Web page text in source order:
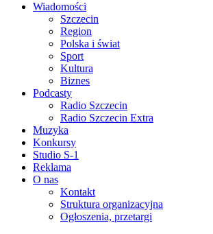
Wiadomości
Szczecin
Region
Polska i świat
Sport
Kultura
Biznes
Podcasty
Radio Szczecin
Radio Szczecin Extra
Muzyka
Konkursy
Studio S-1
Reklama
O nas
Kontakt
Struktura organizacyjna
Ogłoszenia, przetargi